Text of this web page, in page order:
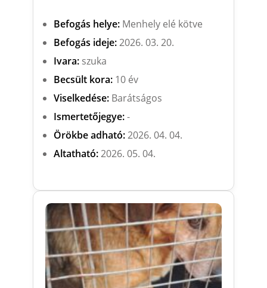
Befogás helye:Menhely elé kötve
Befogás ideje:2026. 03. 20.
Ivara:szuka
Becsült kora:10 év
Viselkedése:Barátságos
Ismertetőjegye:-
Örökbe adható:2026. 04. 04.
Altatható:2026. 05. 04.